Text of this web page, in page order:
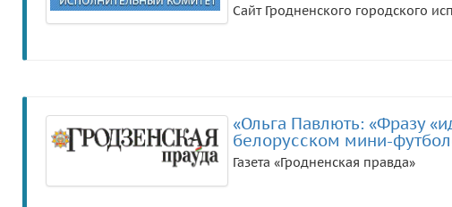
Сайт Гродненского городского
«Ольга Павлють: «Фразу
белорусском мини-
Газета «Гродненская правда»